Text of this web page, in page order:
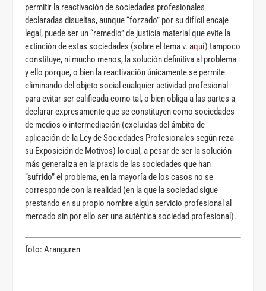
permitir la reactivación de sociedades profesionales
declaradas disueltas, aunque “forzado” por su difícil encaje
legal, puede ser un “remedio” de justicia material que evite la
extinción de estas sociedades (sobre el tema v.aquí) tampoco
constituye, ni mucho menos, la solución definitiva al problema
y ello porque, o bien la reactivación únicamente se permite
eliminando del objeto social cualquier actividad profesional
para evitar ser calificada como tal, o bien obliga a las partes a
declarar expresamente que se constituyen como sociedades
de medios o intermediación (excluidas del ámbito de
aplicación de la Ley de Sociedades Profesionales según reza
su Exposición de Motivos) lo cual, a pesar de ser la solución
más generaliza en la praxis de las sociedades que han
“sufrido” el problema, en la mayoría de los casos no se
corresponde con la realidad (en la que la sociedad sigue
prestando en su propio nombre algún servicio profesional al
mercado sin por ello ser una auténtica sociedad profesional).
foto: Aranguren